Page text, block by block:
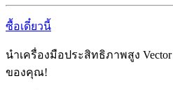
ซื้อเดี๋ยวนี้
นำเครื่องมือประสิทธิภาพสูง
ของคุณ!